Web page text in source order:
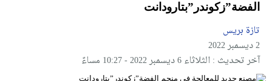
الفضة”زكوندر”بتارودانت
تازة بريس
2 ديسمبر 2022
آخر تحديث : الثلاثاء 6 ديسمبر 2022 - 10:27 مساءً